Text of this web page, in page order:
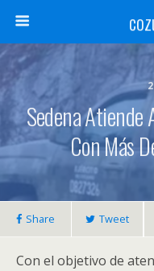
Sedena Atiende
Con Más
Share Tweet
Con el objetivo de